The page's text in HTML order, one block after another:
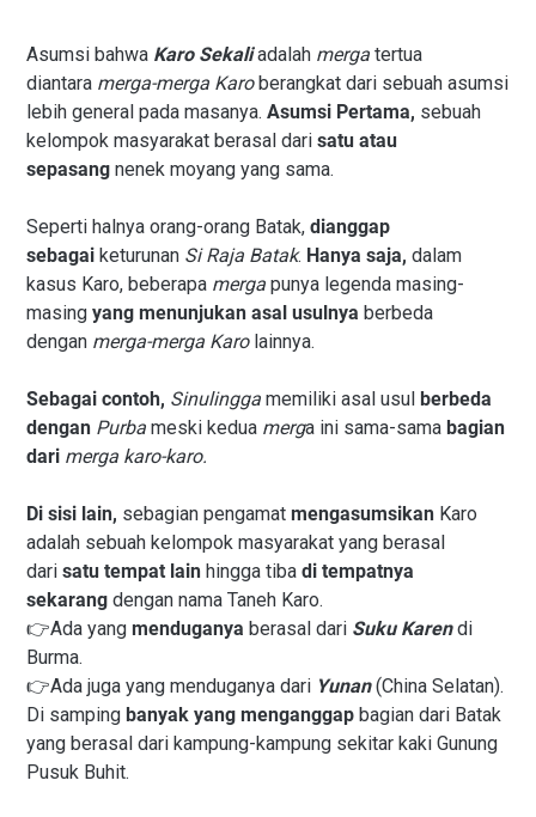
Asumsi bahwa Karo Sekali adalah merga tertua
diantara merga-merga Karoberangkat dari sebuah asumsi
lebih general pada masanya. Asumsi Pertama, sebuah
kelompok masyarakat berasal dari satu atau
sepasang nenek moyang yang sama.
Seperti halnya orang-orang Batak, dianggap
sebagai keturunan Si Raja Batak. Hanya saja, dalam
kasus Karo, beberapa merga punya legenda masing-
masing yang menunjukan asal usulnya berbeda
dengan merga-merga Karolainnya.
Sebagai contoh, Sinulingga memiliki asal usul berbeda
dengan Purba meski kedua merga ini sama-sama bagian
dari merga karo-karo.
Di sisi lain, sebagian pengamat mengasumsikan Karo
adalah sebuah kelompok masyarakat yang berasal
dari satu tempat lain hingga tiba di tempatnya
sekarang dengan nama Taneh Karo.
👉Ada yang menduganya berasal dari Suku Karendi
Burma.
👉Ada juga yang menduganya dari Yunan (China Selatan).
Di samping banyak yang menganggap bagian dari Batak
yang berasal dari kampung-kampung sekitar kaki Gunung
Pusuk Buhit.